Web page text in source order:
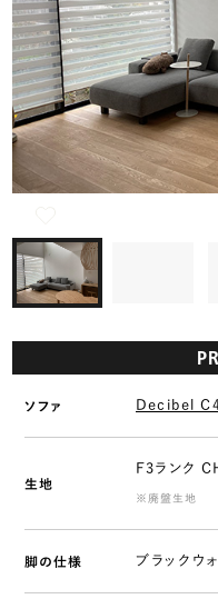
ソファ Decibel C4
生地
F3ランク
※廃盤生地
脚の仕様 ブラックウ